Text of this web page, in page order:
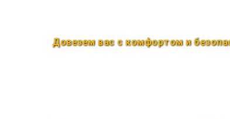
Довезем вас с комфортом и